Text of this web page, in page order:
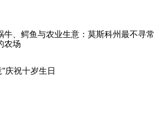
牛、鳄鱼与农业生意：莫斯科州最不寻常
农场
庆祝十岁生日